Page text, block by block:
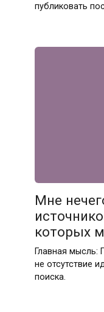
публиковать
Мне
которых
Главная мысль:
не отсутствие
поиска.